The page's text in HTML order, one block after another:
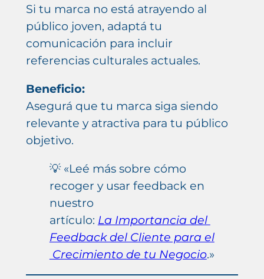
Si tu marca no está atrayendo al
público joven, adaptá tu
comunicación para incluir
referencias culturales actuales.
Beneficio:
Asegurá que tu marca siga siendo
relevante y atractiva para tu público
objetivo.
💡 «Leé más sobre cómo
recoger y usar feedback en
nuestro
artículo: La Importancia del
Feedback del Cliente para el
Crecimiento de tu Negocio.»